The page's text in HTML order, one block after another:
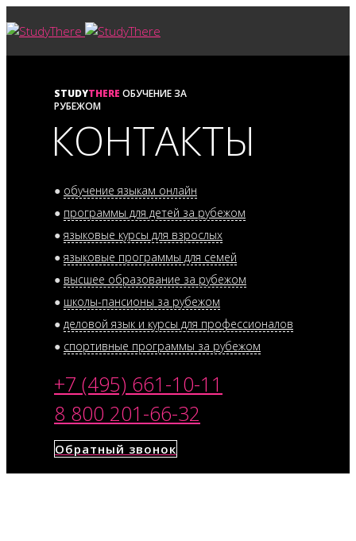
STUDYTHERE ОБУЧЕНИЕ ЗА
РУБЕЖОМ
КОНТАКТЫ
● обучение языкам онлайн
● программы для детей за рубежом
● языковые курсы для взрослых
● языковые программы для семей
● высшее образование за рубежом
● школы-пансионы за рубежом
● деловой язык и курсы для профессионалов
● спортивные программы за рубежом
+7 (495) 661-10-11
8 800 201-66-32
Обратный звонок